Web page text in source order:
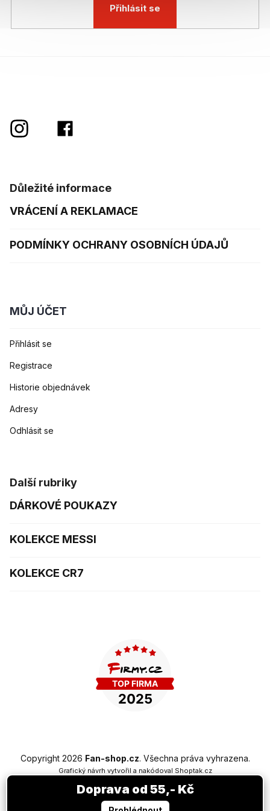
Přihlásit se
Důležité informace
VRÁCENÍ A REKLAMACE
PODMÍNKY OCHRANY OSOBNÍCH ÚDAJŮ
MŮJ ÚČET
Přihlásit se
Registrace
Historie objednávek
Adresy
Odhlásit se
Další rubriky
DÁRKOVÉ POUKAZY
KOLEKCE MESSI
KOLEKCE CR7
Vytvořil Shoptet Premium
Copyright 2026 Fan-shop.cz. Všechna práva vyhrazena.
Grafický návrh vytvořil a nakódoval Shoptak.cz
Doprava od 55,- Kč